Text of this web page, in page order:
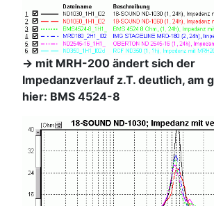
-> mit MRH-200 ändert sich der
Impedanzverlauf z.T. deutlich, am
hier: BMS 4524-8